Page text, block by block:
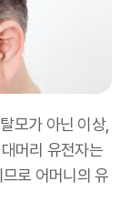
모가 아닌 이상,
머리 유전자는
로 어머니의 유